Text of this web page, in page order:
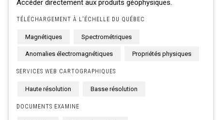
Accéder directement aux produits géophysiques.
TÉLÉCHARGEMENT À L'ÉCHELLE DU QUÉBEC
Magnétiques Spectrométriques
Anomalies électromagnétiques Propriétés physiques
SERVICES WEB CARTOGRAPHIQUES
Haute résolution Basse résolution
DOCUMENTS EXAMINE